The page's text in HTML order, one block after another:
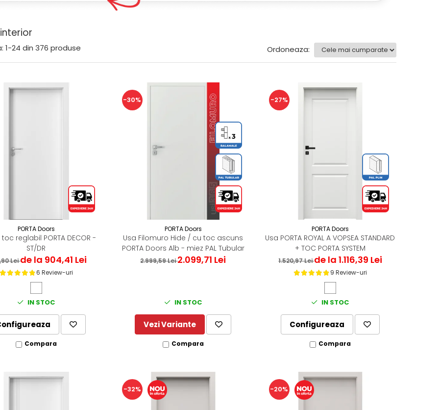
1-24 din 376 produse Ordoneaza:
PORTA Doors
reglabil PORTA DECOR -
ST/DR
Leide la 904,41 Lei
6 Review-uri
IN STOC
Compara
-30%
PORTA Doors
Usa Filomuro Hide / cu toc ascuns
PORTA Doors Alb - miez PAL Tubular
2.999,59 Lei2.099,71 Lei
IN STOC
Vezi Variante
Compara
-27%
PORTA Doors
Usa PORTA ROYAL A VOPSEA STANDARD
+ TOC PORTA SYSTEM
1.520,97 Leide la 1.116,39 Lei
9 Review-uri
IN STOC
Configureaza
Compara
-32% -20%